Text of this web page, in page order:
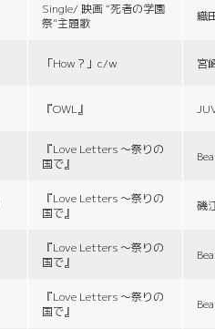
Single/ 映画 “死者の学園
祭”主題歌
織
「How？」c/w 宮
『OWL』
『Love Letters 〜祭りの
国で』
『Love Letters 〜祭りの
国で』
磯
『Love Letters 〜祭りの
国で』
『Love Letters 〜祭りの
国で』